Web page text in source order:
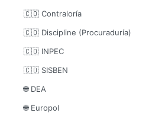
🇨🇴 Contraloría
🇨🇴 Discipline (Procuraduría)
🇨🇴 INPEC
🇨🇴 SISBEN
🌐 DEA
🌐 Europol